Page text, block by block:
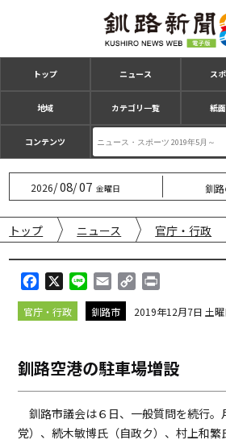
トップ ニュース ス
地域 カテゴリ一覧 紙
コンテンツ
2026/08/07 金曜日 釧
トップ ニュース 官庁・行政
a
c
o
o
k
i
n
m
a
p
i
n
i
官庁・行政 釧路市 2019年12月7日 土曜
釧路空港の駐車場増設
釧路市議会は６日、一般質問を続行。
党）、続木敏博氏（自政ク）、村上和繁